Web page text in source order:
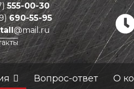
555-00-30
690-55-95
@mail.ru
Вопрос-ответ О